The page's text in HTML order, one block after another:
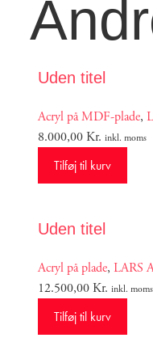
Uden titel
Acryl på MDF-plade,
8.000,00Kr. inkl. moms
Tilføj til kurv
Uden titel
Acryl på plade, LARS
12.500,00Kr. inkl. moms
Tilføj til kurv